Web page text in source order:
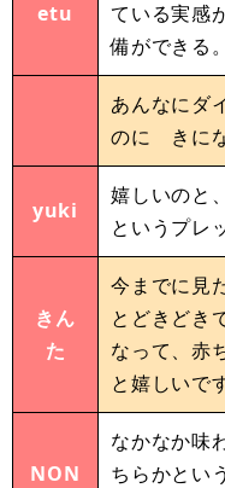
etu
ている実感
備ができる。
あんなにダ
のに きにな
yuki
嬉しいのと
というプレ
きん
た
今までに見
とどきどき
なって、赤
と嬉しいで
NON
なかなか味
ちらかとい